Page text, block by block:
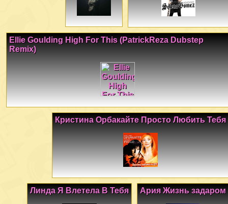
Ellie Goulding High For This (PatrickReza Dubstep
Remix)
Кристина Орбакайте Просто Любить Тебя
Ария Жизнь задаром
Линда Я Влетела В Тебя